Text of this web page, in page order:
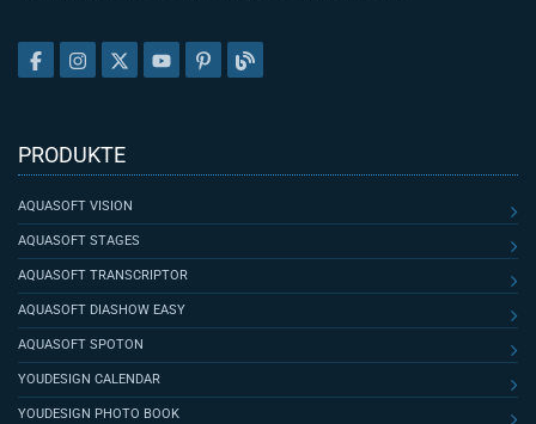
PRODUKTE
AQUASOFT VISION
AQUASOFT STAGES
AQUASOFT TRANSCRIPTOR
AQUASOFT DIASHOW EASY
AQUASOFT SPOTON
YOUDESIGN CALENDAR
YOUDESIGN PHOTO BOOK